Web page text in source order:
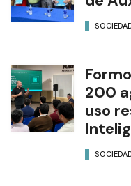
200
uso